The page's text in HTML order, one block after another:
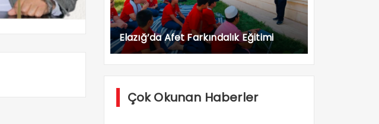
Elazığ’da Afet Farkındalık Eğitimi
Çok Okunan Haberler